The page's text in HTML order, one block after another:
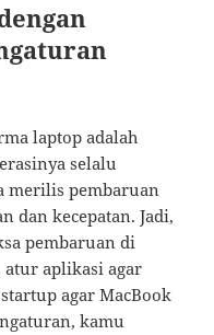
laptop adalah
selalu
merilis pembaruan
dan kecepatan. Jadi,
pembaruan di
atur aplikasi agar
agar MacBook
kamu